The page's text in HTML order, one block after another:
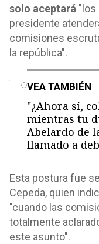
solo aceptará "los
presidente
comisiones
la república".
VEA TAMBIÉN
"¿Ahora sí,
mientras tu
Abelardo de
llamado a
Esta postura fue
Cepeda, quien
"cuando las
totalmente
este asunto".